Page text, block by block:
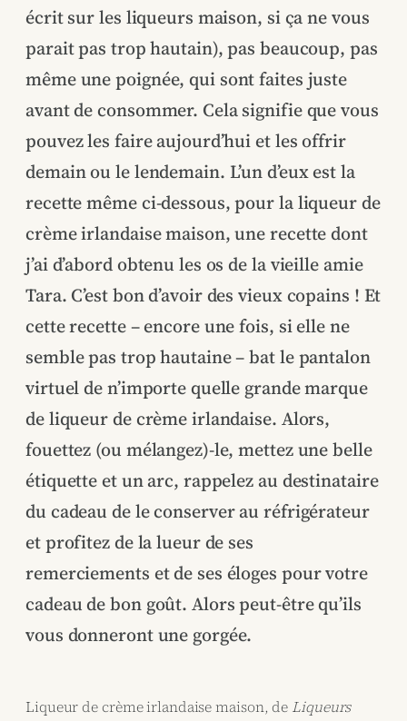
écrit sur les liqueurs maison, si ça ne vous
parait pas trop hautain), pas beaucoup, pas
même une poignée, qui sont faites juste
avant de consommer. Cela signifie que vous
pouvez les faire aujourd’hui et les offrir
demain ou le lendemain. L’un d’eux est la
recette même ci-dessous, pour la liqueur de
crème irlandaise maison, une recette dont
j’ai d’abord obtenu les os de la vieille amie
Tara. C’est bon d’avoir des vieux copains ! Et
cette recette – encore une fois, si elle ne
semble pas trop hautaine – bat le pantalon
virtuel de n’importe quelle grande marque
de liqueur de crème irlandaise. Alors,
fouettez (ou mélangez)-le, mettez une belle
étiquette et un arc, rappelez au destinataire
du cadeau de le conserver au réfrigérateur
et profitez de la lueur de ses
remerciements et de ses éloges pour votre
cadeau de bon goût. Alors peut-être qu’ils
vous donneront une gorgée.
Liqueur de crème irlandaise maison, de Liqueurs